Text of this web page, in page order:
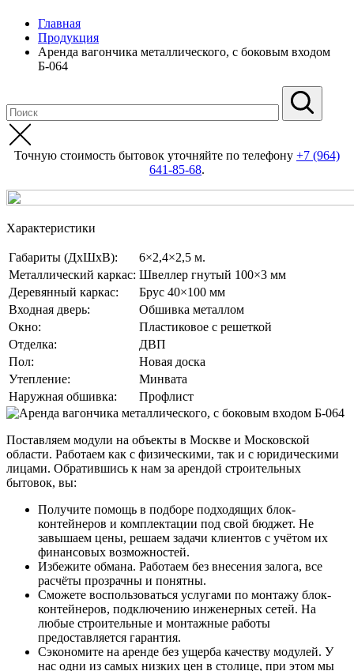
Главная
Продукция
Аренда вагончика металлического, с боковым входом
Б-064
Точную стоимость бытовок уточняйте по телефону +7 (964)
641-85-68.
Характеристики
Габариты (ДхШхВ):
6×2,4×2,5 м.
Металлический каркас: Швеллер гнутый 100×3 мм
Деревянный каркас:
Брус 40×100 мм
Входная дверь:
Обшивка металлом
Окно:
Пластиковое с решеткой
Отделка:
ДВП
Пол:
Новая доска
Утепление:
Минвата
Наружная обшивка:
Профлист
Поставляем модули на объекты в Москве и Московской
области. Работаем как с физическими, так и с юридическими
лицами. Обратившись к нам за арендой строительных
бытовок, вы:
Получите помощь в подборе подходящих блок-
контейнеров и комплектации под свой бюджет. Не
завышаем цены, решаем задачи клиентов с учётом их
финансовых возможностей.
Избежите обмана. Работаем без внесения залога, все
расчёты прозрачны и понятны.
Сможете воспользоваться услугами по монтажу блок-
контейнеров, подключению инженерных сетей. На
любые строительные и монтажные работы
предоставляется гарантия.
Сэкономите на аренде без ущерба качеству модулей. У
нас одни из самых низких цен в столице, при этом мы